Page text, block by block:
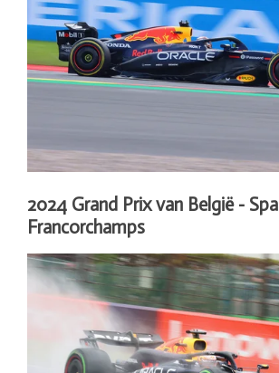
2024 Grand Prix van België -
Francorchamps